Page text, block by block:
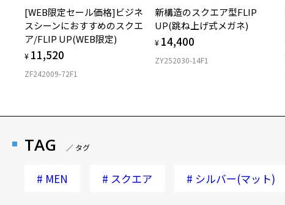
[WEB限定セール価格]ビジネ
スシーンにおすすめのスクエ
ア/FLIP UP(WEB限定)
¥ 11,520
ZF242009-72F1
新構造のスクエア型FLIP
UP(跳ね上げ式メガネ)
¥ 14,400
ZY252030-14F1
TAG ／ タグ
# MEN # スクエア # シルバー(マット)